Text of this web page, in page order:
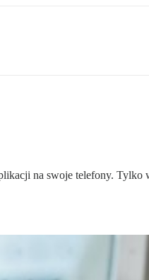
na swoje telefony.